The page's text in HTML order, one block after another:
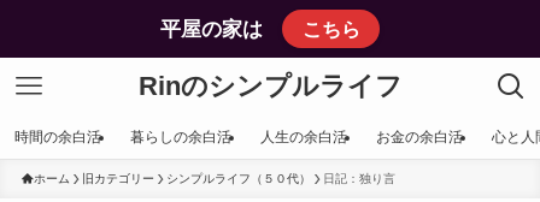
平屋の家は こちら
Rinのシンプルライフ
時間の余白活 暮らしの余白活 人生の余白活 お金の余白活 心と人
ホーム 旧カテゴリー シンプルライフ（５０代） 日記：独り言